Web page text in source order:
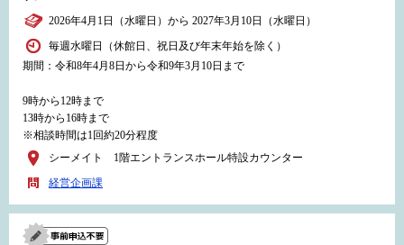
2026年4月1日（水曜日）から 2027年3月10日（水曜日）
毎週水曜日（休館日、祝日及び年末年始を除く）
期間：令和8年4月8日から令和9年3月10日まで
9時から12時まで
13時から16時まで
※相談時間は1回約20分程度
シーメイト 1階エントランスホール特設カウンター
経営企画課